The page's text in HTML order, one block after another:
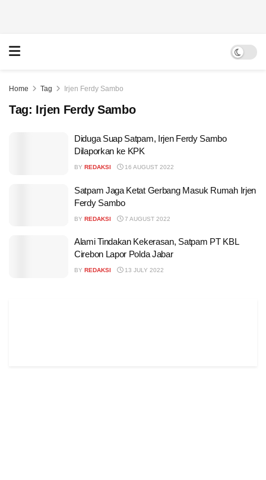
Home Tag Irjen Ferdy Sambo
Tag: Irjen Ferdy Sambo
Diduga Suap Satpam, Irjen Ferdy Sambo
Dilaporkan ke KPK
BY REDAKSI 16 AUGUST 2022
Satpam Jaga Ketat Gerbang Masuk Rumah Irjen
Ferdy Sambo
BY REDAKSI 7 AUGUST 2022
Alami Tindakan Kekerasan, Satpam PT KBL
Cirebon Lapor Polda Jabar
BY REDAKSI 13 JULY 2022